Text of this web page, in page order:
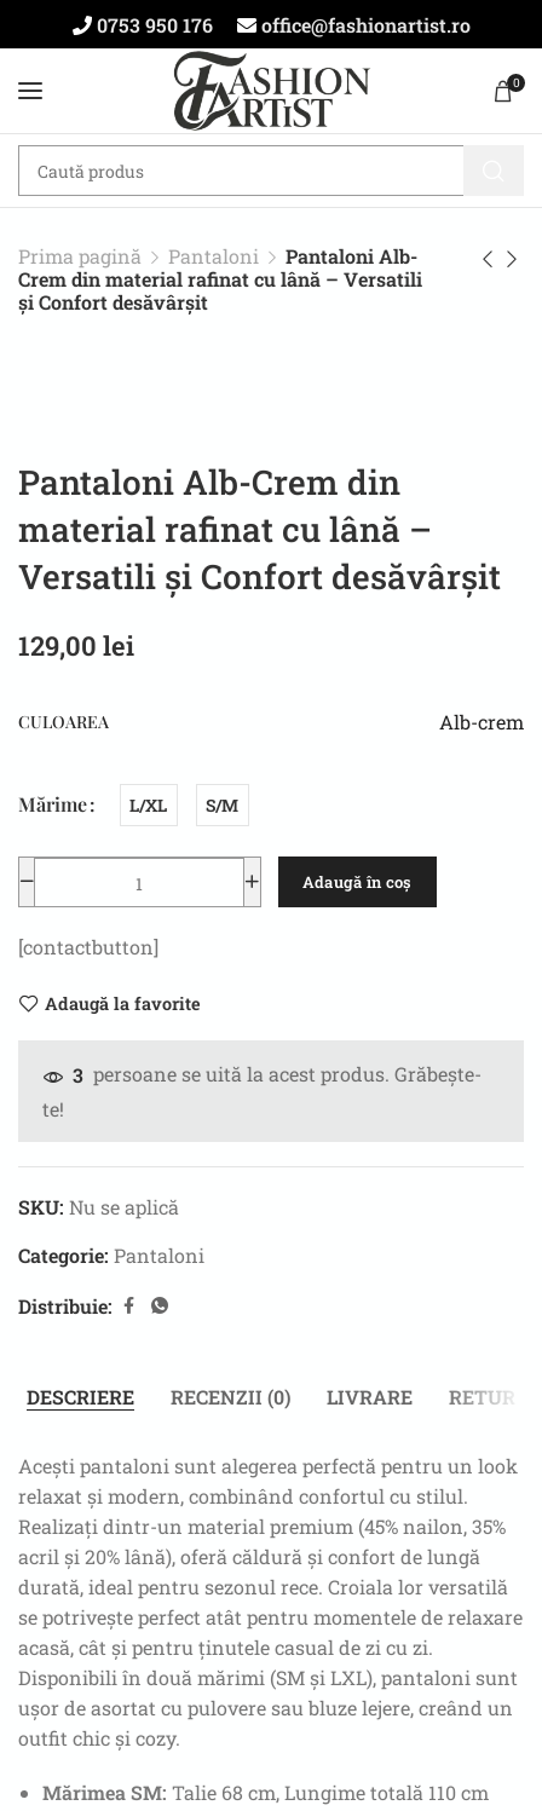
0753 950 176 office@fashionartist.ro
0
Prima pagină Pantaloni
Pantaloni Alb-
Crem din material rafinat cu lână – Versatili
și Confort desăvârșit
Pantaloni Alb-Crem din
material rafinat cu lână –
Versatili și Confort desăvârșit
129,00 lei
CULOAREA Alb-crem
Mărime L/XL S/M
Adaugă în coș
[contactbutton]
Adaugă la favorite
3 persoane se uită la acest produs. Grăbește-
te!
SKU: Nu se aplică
Categorie: Pantaloni
Distribuie:
DESCRIERE RECENZII (0) LIVRARE RETUR
Acești pantaloni sunt alegerea perfectă pentru un look
relaxat și modern, combinând confortul cu stilul.
Realizați dintr-un material premium (45% nailon, 35%
acril și 20% lână), oferă căldură și confort de lungă
durată, ideal pentru sezonul rece. Croiala lor versatilă
se potrivește perfect atât pentru momentele de relaxare
acasă, cât și pentru ținutele casual de zi cu zi.
Disponibili în două mărimi (SM și LXL), pantaloni sunt
ușor de asortat cu pulovere sau bluze lejere, creând un
outfit chic și cozy.
Mărimea SM: Talie 68 cm, Lungime totală 110 cm